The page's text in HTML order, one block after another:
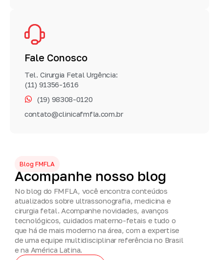
Fale Conosco
Tel. Cirurgia Fetal Urgência:
(11) 91356-1616
(19) 98308-0120
contato@clinicafmfla.com.br
Blog FMFLA
Acompanhe nosso blog
No blog do FMFLA, você encontra conteúdos
atualizados sobre ultrassonografia, medicina e
cirurgia fetal. Acompanhe novidades, avanços
tecnológicos, cuidados materno-fetais e tudo o
que há de mais moderno na área, com a expertise
de uma equipe multidisciplinar referência no Brasil
e na América Latina.